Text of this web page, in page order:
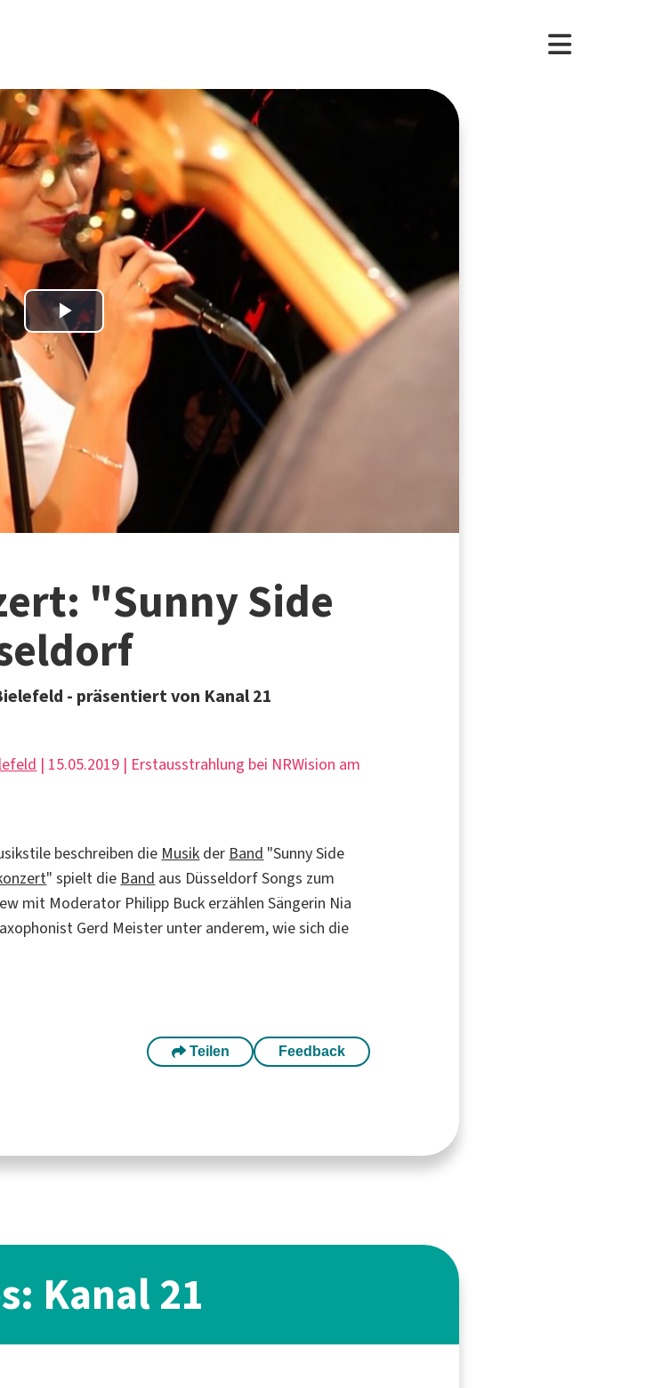
Play
Video
"Sunny Side
- präsentiert von Kanal 21
| 15.05.2019 | Erstausstrahlung bei NRWision am
beschreiben die Musik der Band "Sunny Side
" spielt die Band aus Düsseldorf Songs zum
mit Moderator Philipp Buck erzählen Sängerin Nia
Gerd Meister unter anderem, wie sich die
Teilen Feedback
Kanal 21